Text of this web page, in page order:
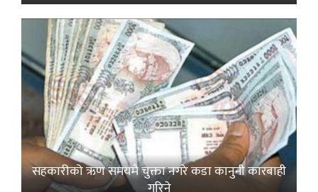
सहकारीको ऋण समयमै चुक्ता नगरे कडा कानुनी कारबाही